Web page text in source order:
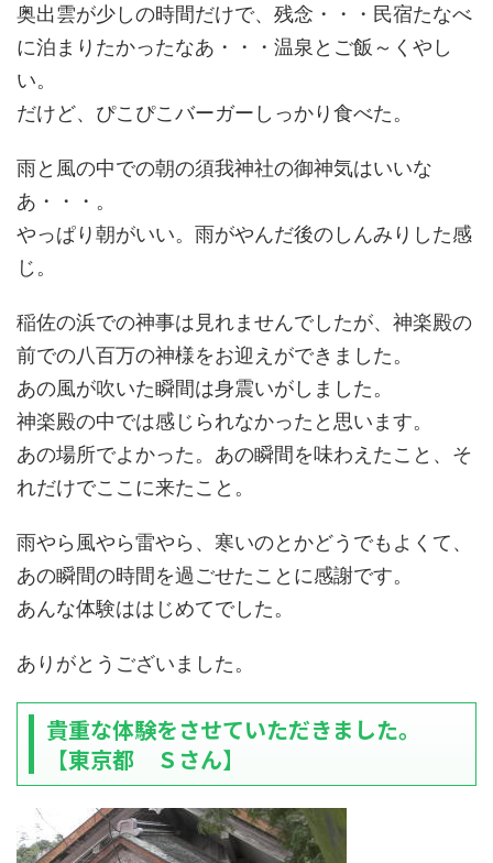
奥出雲が少しの時間だけで、残念・・・民宿たなべ
に泊まりたかったなあ・・・温泉とご飯～くやし
い。
だけど、ぴこぴこバーガーしっかり食べた。
雨と風の中での朝の須我神社の御神気はいいな
あ・・・。
やっぱり朝がいい。雨がやんだ後のしんみりした感
じ。
稲佐の浜での神事は見れませんでしたが、神楽殿の
前での八百万の神様をお迎えができました。
あの風が吹いた瞬間は身震いがしました。
神楽殿の中では感じられなかったと思います。
あの場所でよかった。あの瞬間を味わえたこと、そ
れだけでここに来たこと。
雨やら風やら雷やら、寒いのとかどうでもよくて、
あの瞬間の時間を過ごせたことに感謝です。
あんな体験ははじめてでした。
ありがとうございました。
貴重な体験をさせていただきました。
【東京都 Ｓさん】